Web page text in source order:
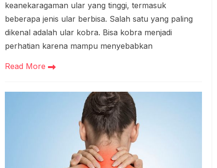
keanekaragaman ular yang tinggi, termasuk
beberapa jenis ular berbisa. Salah satu yang paling
dikenal adalah ular kobra. Bisa kobra menjadi
perhatian karena mampu menyebabkan
Read More